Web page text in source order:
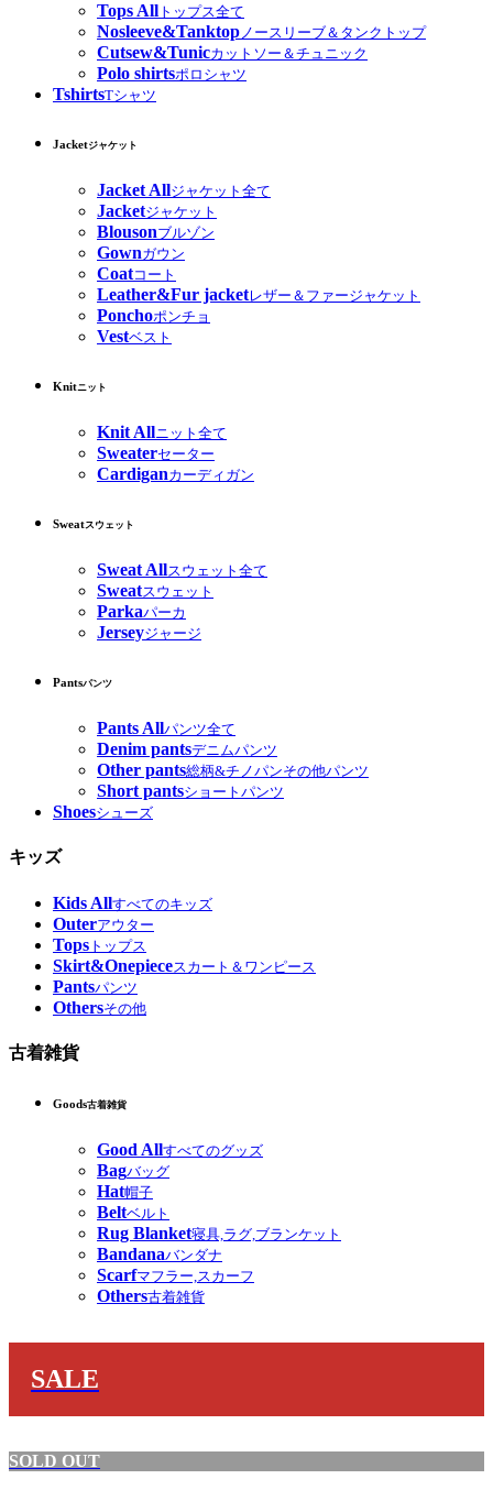
Tops All トップス全て
Nosleeve&Tanktopノースリーブ＆タンクトップ
Cutsew&Tunicカットソー＆チュニック
Polo shirtsポロシャツ
TshirtsTシャツ
Jacketジャケット
Jacket Allジャケット全て
Jacketジャケット
Blousonブルゾン
Gownガウン
Coatコート
Leather&Fur jacketレザー＆ファージャケット
Ponchoポンチョ
Vestベスト
Knitニット
Knit Allニット全て
Sweaterセーター
Cardiganカーディガン
Sweatスウェット
Sweat Allスウェット全て
Sweatスウェット
Parkaパーカ
Jerseyジャージ
Pantsパンツ
Pants Allパンツ全て
Denim pantsデニムパンツ
Other pants総柄&チノパンその他パンツ
Short pantsショートパンツ
Shoesシューズ
キッズ
Kids Allすべてのキッズ
Outerアウター
Tops トップス
Skirt&Onepieceスカート＆ワンピース
Pantsパンツ
Othersその他
古着雑貨
Goods古着雑貨
Good Allすべてのグッズ
Bagバッグ
Hat帽子
Beltベルト
Rug Blanket寝具,ラグ,ブランケット
Bandanaバンダナ
Scarfマフラー,スカーフ
Others古着雑貨
SALE
SOLD OUT